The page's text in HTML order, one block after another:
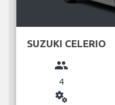
SUZUKI CELERIO
group
4
miscellaneous_services